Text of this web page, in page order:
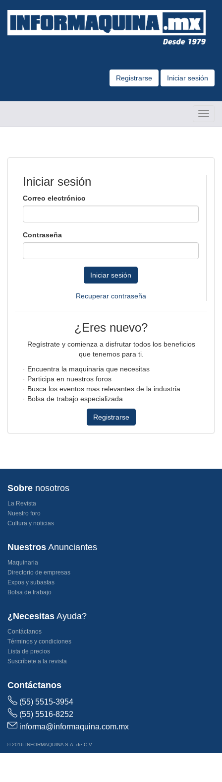
Registrarse Iniciar sesión
Iniciar sesión
Correo electrónico
Contraseña
Iniciar sesión
Recuperar contraseña
¿Eres nuevo?
Regístrate y comienza a disfrutar todos los beneficios
que tenemos para ti.
· Encuentra la maquinaria que necesitas
· Participa en nuestros foros
· Busca los eventos mas relevantes de la industria
· Bolsa de trabajo especializada
Registrarse
Sobre nosotros
La Revista
Nuestro foro
Cultura y noticias
Nuestros Anunciantes
Maquinaria
Directorio de empresas
Expos y subastas
Bolsa de trabajo
¿Necesitas Ayuda?
Contáctanos
Términos y condiciones
Lista de precios
Suscríbete a la revista
Contáctanos
(55) 5515-3954
(55) 5516-8252
informa@informaquina.com.mx
© 2016 INFORMAQUINA S.A. de C.V.